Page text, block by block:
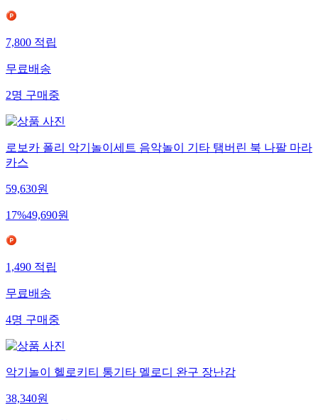
7,800적립
무료배송
2명구매중
로보카 폴리 악기놀이세트 음악놀이 기타 탬버린 북 나팔 마라
카스
59,630원
17%49,690원
1,490적립
무료배송
4명구매중
악기놀이 헬로키티 통기타 멜로디 완구 장난감
38,340원